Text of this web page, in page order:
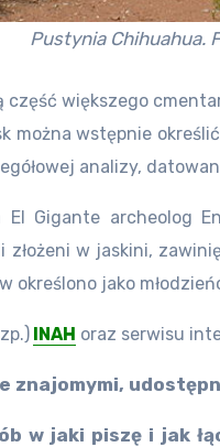
Pustynia Chihuahua.
większego
można wstępnie
analizy,
Gigante archeolog
w jaskini,
jako
INAH oraz serwisu
znajomymi,
w jaki piszę i jak